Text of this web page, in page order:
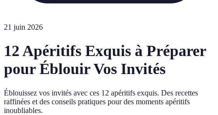
21 juin 2026
12 Apéritifs Exquis à Préparer
pour Éblouir Vos Invités
Éblouissez vos invités avec ces 12 apéritifs exquis. Des recettes
raffinées et des conseils pratiques pour des moments apéritifs
inoubliables.